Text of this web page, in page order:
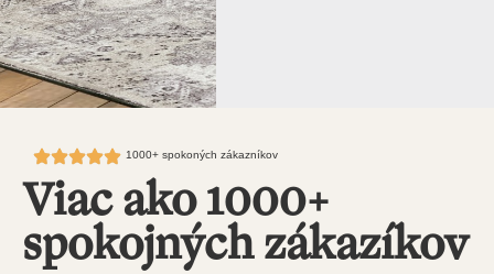
1000+ spokoných zákazníkov
Viac ako 1000+
spokojných zákazíkov